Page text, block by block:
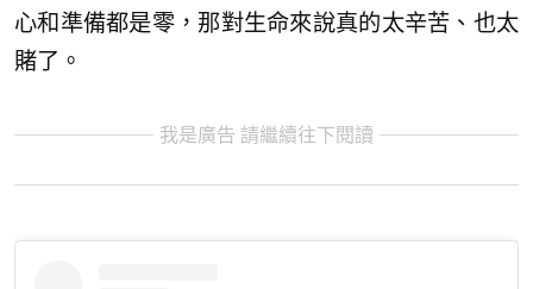
心和準備都是零，那對生命來說真的太辛苦、也太
賭了。
我是廣告 請繼續往下閱讀